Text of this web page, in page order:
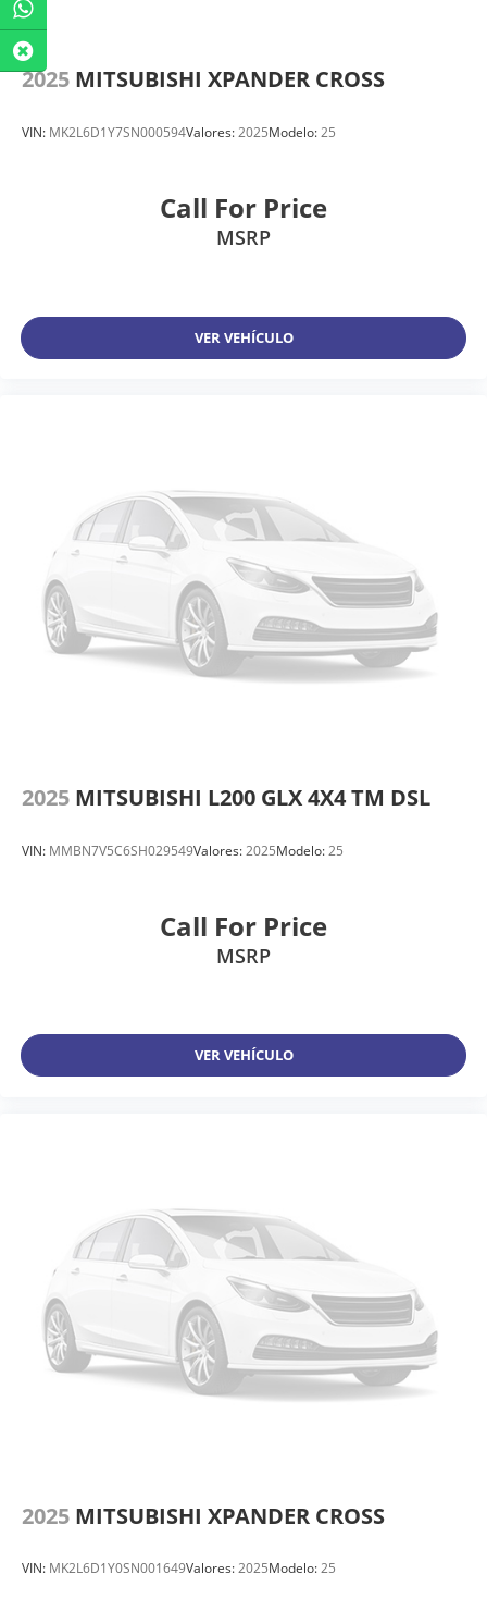
2025 MITSUBISHI XPANDER CROSS
VIN: MK2L6D1Y7SN000594Valores:2025Modelo:25
Call For Price
MSRP
VER VEHÍCULO
2025 MITSUBISHI L200 GLX 4X4 TM DSL
VIN: MMBN7V5C6SH029549Valores:2025Modelo:25
Call For Price
MSRP
VER VEHÍCULO
2025 MITSUBISHI XPANDER CROSS
VIN: MK2L6D1Y0SN001649Valores:2025Modelo:25